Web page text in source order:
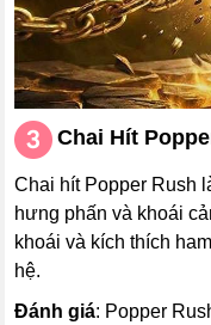
Chai Hít
Chai hít Popper Rush
hưng phấn và khoái
khoái và kích thích
hệ.
Đánh giá: Popper